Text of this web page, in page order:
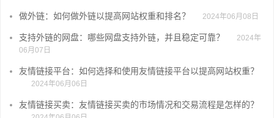
做外链：如何做外链以提高网站权重和排名？ 2024年06月08日
支持外链的网盘：哪些网盘支持外链，并且稳定可靠？
2024年
06月07日
友情链接平台：如何选择和使用友情链接平台以提高网站权重？
2024年06月06日
友情链接买卖：友情链接买卖的市场情况和交易流程是怎样的？